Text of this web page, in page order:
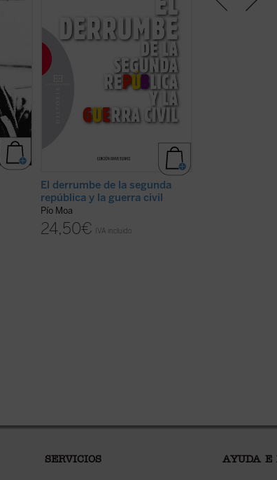
revolucionario que la derecha
hubo de repeler? ¿Quién comenzó
la guerra? ¿Qué papel tuvo en ello
la revuelta de Asturias? Este libro
fundamental de Pío Moa, el autor
que más ha ...
(ver ficha)
El derrumbe de la segunda
república y la guerra civil
Pío Moa
24,50€ IVA incluido
más han
SERVICIOS AYUDA E